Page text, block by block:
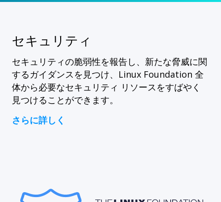
セキュリティ
セキュリティの脆弱性を報告し、新たな脅威に関
するガイダンスを見つけ、Linux Foundation 全
体から必要なセキュリティ リソースをすばやく
見つけることができます。
さらに詳しく